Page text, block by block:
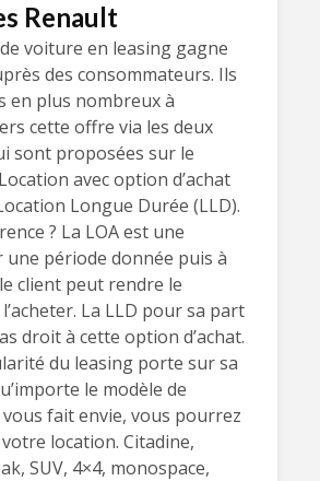
Renault
voiture en leasing gagne
des consommateurs. Ils
en plus nombreux à
cette offre via les deux
sont proposées sur le
avec option d’achat
Longue Durée (LLD).
? La LOA est une
une période donnée puis à
client peut rendre le
La LLD pour sa part
droit à cette option d’achat.
du leasing porte sur sa
le modèle de
fait envie, vous pourrez
location. Citadine,
SUV, 4×4, monospace,